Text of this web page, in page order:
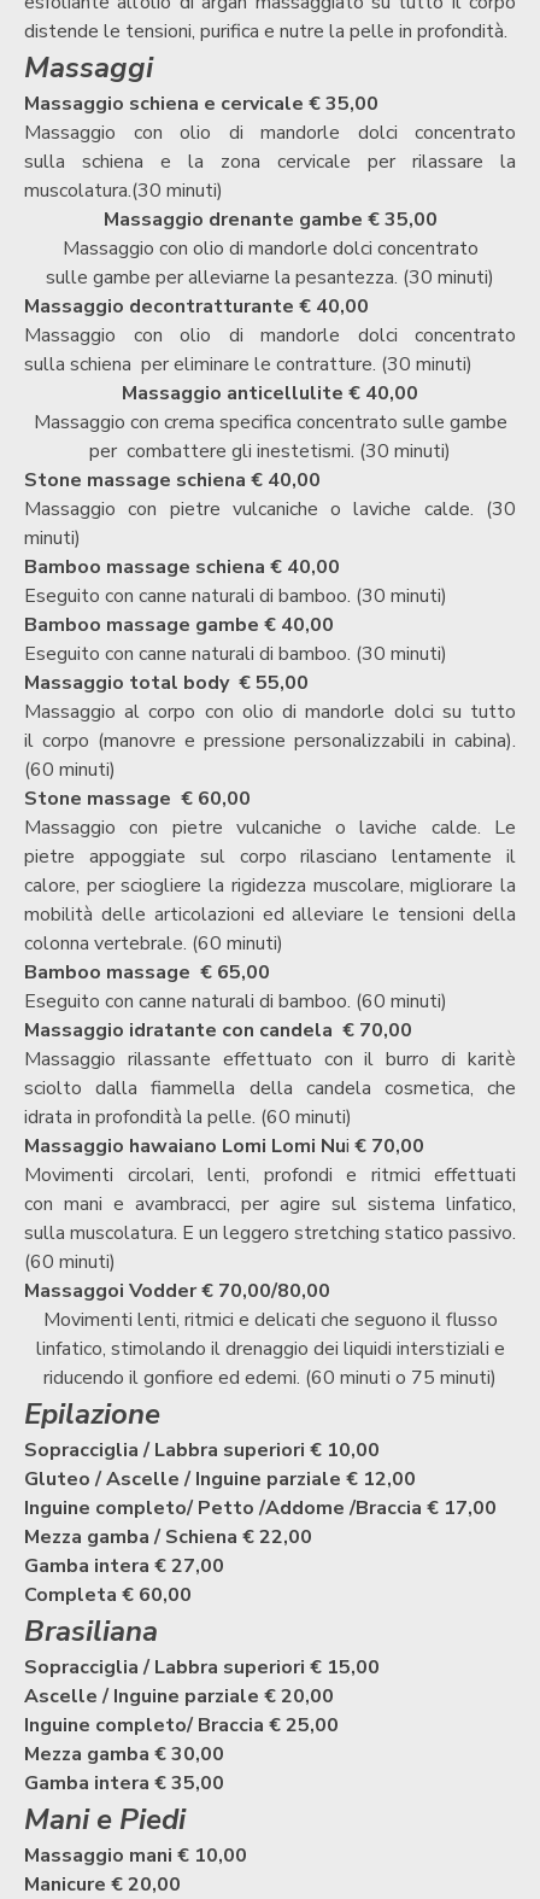
distende le tensioni, purifica e nutre la pelle in profondità.
Massaggi
Massaggio schiena e cervicale € 35,00
Massaggio con olio di mandorle dolci concentrato
sulla schiena e la zona cervicale per rilassare la
muscolatura.(30 minuti)
Massaggio drenante gambe € 35,00
Massaggio con olio di mandorle dolci concentrato
sulle gambe per alleviarne la pesantezza. (30 minuti)
Massaggio decontratturante € 40,00
Massaggio con olio di mandorle dolci concentrato
sulla schiena per eliminare le contratture. (30 minuti)
Massaggio anticellulite € 40,00
Massaggio con crema specifica concentrato sulle gambe
per combattere gli inestetismi. (30 minuti)
Stone massage schiena € 40,00
Massaggio con pietre vulcaniche o laviche calde. (30
minuti)
Bamboo massage schiena € 40,00
Eseguito con canne naturali di bamboo. (30 minuti)
Bamboo massage gambe € 40,00
Eseguito con canne naturali di bamboo. (30 minuti)
Massaggio total body € 55,00
Massaggio al corpo con olio di mandorle dolci su tutto
il corpo (manovre e pressione personalizzabili in cabina).
(60 minuti)
Stone massage € 60,00
Massaggio con pietre vulcaniche o laviche calde. Le
pietre appoggiate sul corpo rilasciano lentamente il
calore, persciogliere la rigidezza muscolare, migliorare la
mobilità delle articolazioni ed alleviare le tensioni della
colonna vertebrale. (60 minuti)
Bamboo massage € 65,00
Eseguito con canne naturali di bamboo. (60 minuti)
Massaggio idratante con candela € 70,00
Massaggio rilassante effettuato con il burro di karitè
scioltodalla fiammella della candela cosmetica, che
idrata in profondità la pelle. (60 minuti)
Massaggio hawaiano Lomi Lomi Nui € 70,00
Movimenti circolari, lenti, profondi e ritmici effettuati
con mani e avambracci, per agire sul sistema linfatico,
sulla muscolatura. E un leggero stretching statico passivo.
(60 minuti)
Massaggoi Vodder € 70,00/80,00
Movimenti lenti, ritmici e delicati che seguono il flusso
linfatico, stimolando il drenaggio dei liquidi interstiziali e
riducendo il gonfiore ed edemi. (60 minuti o 75 minuti)
Epilazione
Sopracciglia / Labbra superiori € 10,00
Gluteo / Ascelle / Inguine parziale € 12,00
Inguine completo/ Petto /Addome /Braccia € 17,00
Mezza gamba / Schiena € 22,00
Gamba intera € 27,00
Completa € 60,00
Brasiliana
Sopracciglia / Labbra superiori € 15,00
Ascelle / Inguine parziale € 20,00
Inguine completo/ Braccia € 25,00
Mezza gamba € 30,00
Gamba intera € 35,00
Mani e Piedi
Massaggio mani € 10,00
Manicure € 20,00